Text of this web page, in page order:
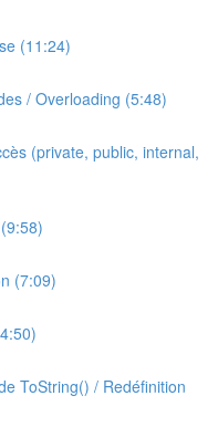
(11:24)
/ Overloading (5:48)
(private, public, internal,
(7:09)
ToString() / Redéfinition